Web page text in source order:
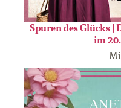
Spuren des Glücks |
im